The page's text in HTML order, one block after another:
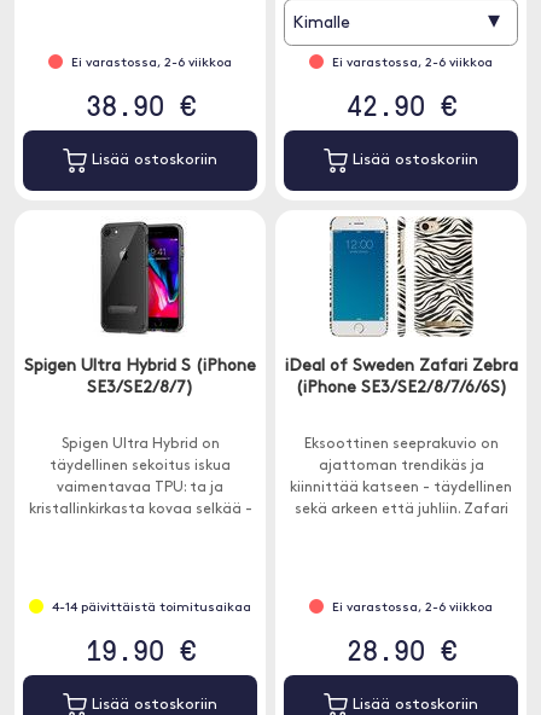
Ei varastossa, 2-6 viikkoa
38.90 €
Lisää ostoskoriin
Kimalle ▾
Ei varastossa, 2-6 viikkoa
42.90 €
Lisää ostoskoriin
Spigen Ultra Hybrid S (iPhone
SE3/SE2/8/7)
Spigen Ultra Hybrid on
täydellinen sekoitus iskua
vaimentavaa TPU: ta ja
kristallinkirkasta kovaa selkää -
4-14 päivittäistä toimitusaikaa
19.90 €
Lisää ostoskoriin
iDeal of Sweden Zafari Zebra
(iPhone SE3/SE2/8/7/6/6S)
Eksoottinen seeprakuvio on
ajattoman trendikäs ja
kiinnittää katseen - täydellinen
sekä arkeen että juhliin. Zafari
Ei varastossa, 2-6 viikkoa
28.90 €
Lisää ostoskoriin